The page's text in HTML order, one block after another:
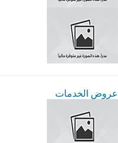
عروض الخدمات